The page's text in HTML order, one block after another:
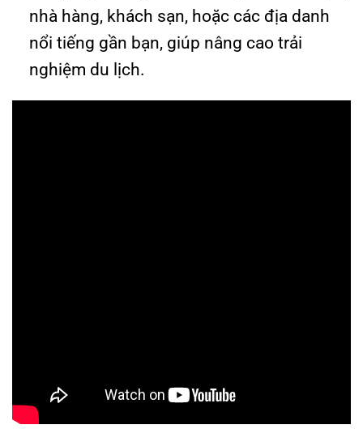
nhà hàng, khách sạn, hoặc các địa danh
nổi tiếng gần bạn, giúp nâng cao trải
nghiệm du lịch.